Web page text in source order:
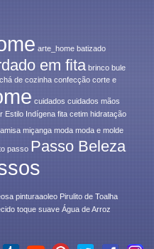
arte_home batizado
em fita brinco bule
chá de cozinha confecção corte e
cuidados cuidados mãos
Estilo Indígena fita cetim hidratação
miçanga moda moda e molde
passo Passo Beleza
pinturaaoleo Pirulito de Toalha
toque suave Água de Arroz